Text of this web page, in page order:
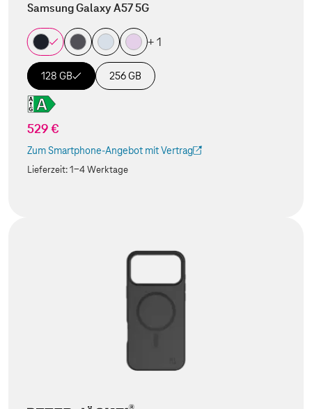
Samsung Galaxy A57 5G
+ 1
128 GB 256 GB
529 €
Zum Smartphone-Angebot mit Vertrag
(Der Link wird in einem neuen Tab geöffnet)
Lieferzeit:1-4 Werktage